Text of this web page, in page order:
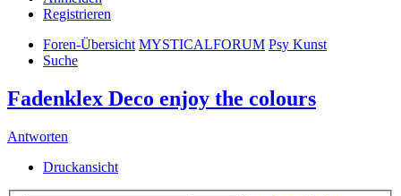
Registrieren
Foren-Übersicht MYSTICALFORUM Psy Kunst
Suche
Fadenklex Deco enjoy the colours
Antworten
Druckansicht